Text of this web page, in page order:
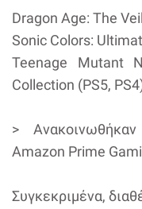
Dragon Age: The
Sonic Colors:
Teenage Mutant
Collection (PS5,
>
Amazon Prime
Συγκεκριμένα,